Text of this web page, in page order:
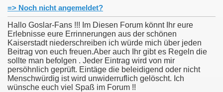
=> Noch nicht angemeldet?
Hallo Goslar-Fans !!! Im Diesen Forum könnt Ihr eure
Erlebnisse eure Errinnerungen aus der schönen
Kaiserstadt niederschreiben ich würde mich über jeden
Beitrag von euch freuen.Aber auch Ihr gibt es Regeln die
sollte man befolgen . Jeder Eintrag wird von mir
persöhnlich geprüft. Eintäge die beleidigend oder nicht
Menschwürdig ist wird unwiderruflich gelöscht. Ich
wünsche euch viel Spaß im Forum !!